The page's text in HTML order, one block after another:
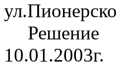
ул.П
Решение